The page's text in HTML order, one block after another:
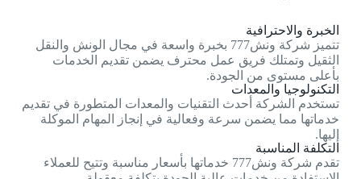
الخبرة والاحترافية
تتميز شركة ونش777 بخبرة واسعة في مجال الونش والنقل
الثقيل وتمتلك فريق عمل محترف يضمن تقديم الخدمات
بأعلى مستوى من الجودة.
التكنولوجيا والمعدات
تستخدم الشركة أحدث التقنيات والمعدات المتطورة في تقديم
خدماتها مما يضمن سرعة وفعالية في إنجاز المهام الموكلة
إليها.
التكلفة المناسبة
تقدم شركة ونش777 خدماتها بأسعار مناسبة وتتيح للعملاء